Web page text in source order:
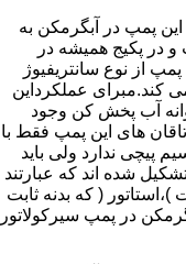
پمپ در آبگرمکن به
در پکیج همیشه در
از نوع سانتریفیوژ
و با برق 220 ولت کار می کند.مبرای عملکرداین
آب پخش کن وجود
های این پمپ فقط با
پیچی ندارد ولی باید
شده اند که عبارتند
( که بدنه ثابت
در پمپ سیرکولاتور